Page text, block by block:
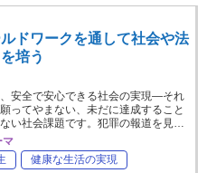
ドワークを通して社会や法
培う
安全で安心できる社会の実現―それ
ってやまない、未だに達成すること
い社会課題です。犯罪の報道を見…
マ
健康な生活の実現